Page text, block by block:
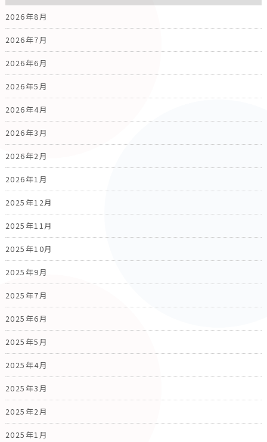
2026年8月
2026年7月
2026年6月
2026年5月
2026年4月
2026年3月
2026年2月
2026年1月
2025年12月
2025年11月
2025年10月
2025年9月
2025年7月
2025年6月
2025年5月
2025年4月
2025年3月
2025年2月
2025年1月